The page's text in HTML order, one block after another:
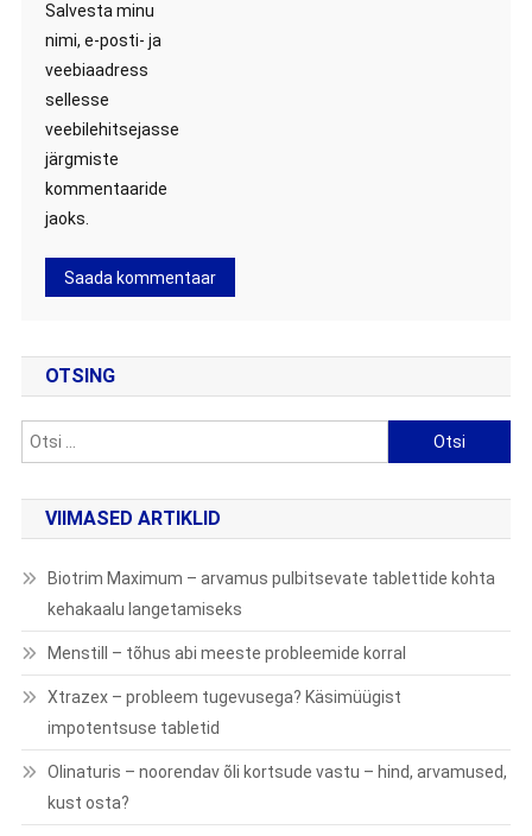
Salvesta minu
nimi, e-posti- ja
veebiaadress
sellesse
veebilehitsejasse
järgmiste
kommentaaride
jaoks.
OTSING
VIIMASED ARTIKLID
Biotrim Maximum – arvamus pulbitsevate tablettide kohta
kehakaalu langetamiseks
Menstill – tõhus abi meeste probleemide korral
Xtrazex – probleem tugevusega? Käsimüügist
impotentsuse tabletid
Olinaturis – noorendav õli kortsude vastu – hind, arvamused,
kust osta?